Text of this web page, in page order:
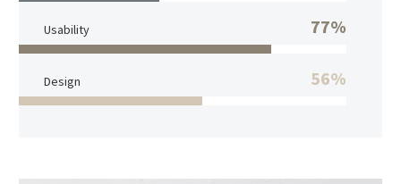
Usability 77%
Design 56%